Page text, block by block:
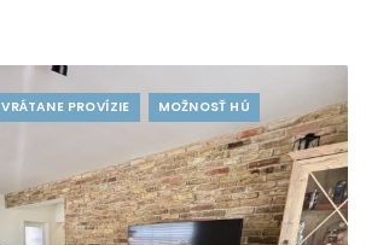
VRÁTANE PROVÍZIE MOŽNOSŤ HÚ